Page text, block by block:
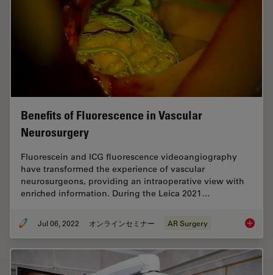
Benefits of Fluorescence in Vascular
Neurosurgery
Fluorescein and ICG fluorescence videoangiography
have transformed the experience of vascular
neurosurgeons, providing an intraoperative view with
enriched information. During the Leica 2021…
Jul 06, 2022 オンラインセミナー AR Surgery